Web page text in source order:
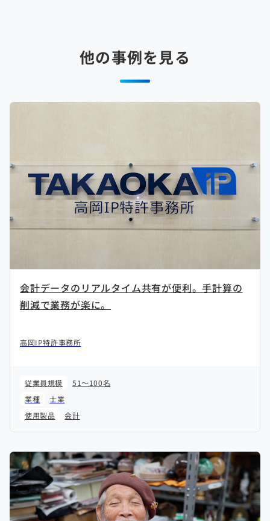
他の事例を見る
会計データのリアルタイム共有が便利。手計算の
削減で業務が楽に。
高岡IP特許事務所
従業員規模
51～100名
業種
士業
使用製品
会計